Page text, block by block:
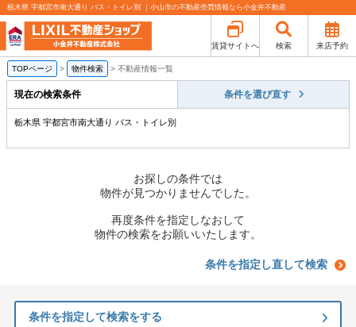
栃木県 宇都宮市南大通り バス・トイレ別 ｜小山市の不動産売買情報なら小金井不動産
賃貸サイトへ 検索 来店予約
TOPページ > 物件検索 > 不動産情報一覧
現在の検索条件 条件を選び直す
栃木県 宇都宮市南大通り バス・トイレ別
お探しの条件では
物件が見つかりませんでした。
再度条件を指定しなおして
物件の検索をお願いいたします。
条件を指定し直して検索
条件を指定して検索をする